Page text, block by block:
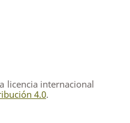
licencia internacional
4.0.